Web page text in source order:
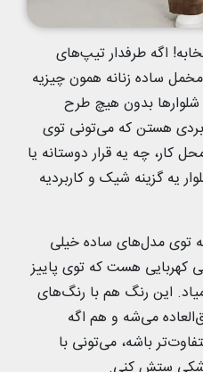
اگه طرفدار تیپ‌های
ساده زنانه همون چیزیه
بدون هیچ طرح
هستن که می‌تونی توی
کار، چه یه قرار دوستانه یا
یه گزینه شیک و کاربردیه
توی مدل‌های ساده خیلی
کهربایی هست که توی پاییز
این رنگ هم با رنگ‌های
می‌شه و هم اگه
باشه، می‌تونی با